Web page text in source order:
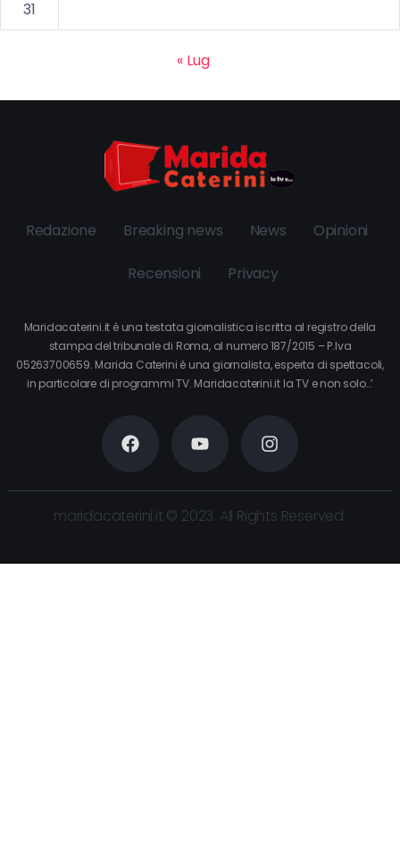
31
« Lug
Redazione Breaking news News Opinioni
Recensioni Privacy
Maridacaterini.it è una testata giornalistica iscritta al registro della
stampa del tribunale di Roma, al numero 187/2015 – P.Iva
05263700659. Marida Caterini è una giornalista, esperta di spettacoli,
in particolare di programmi TV. Maridacaterini.it la TV e non solo…’
maridacaterini.it © 2023. All Rights Reserved.